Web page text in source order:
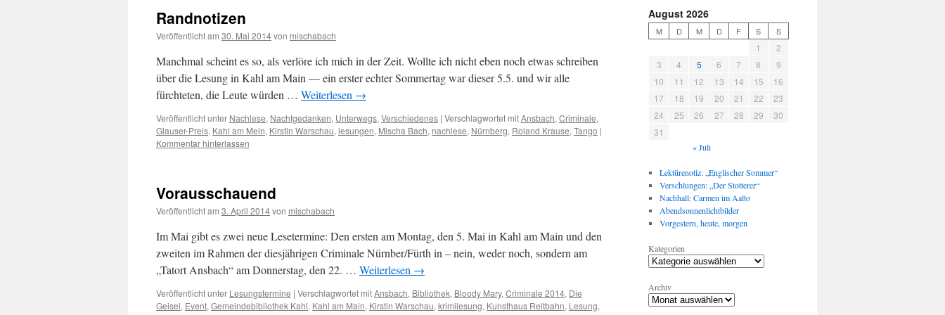
Randnotizen
Veröffentlicht am 30. Mai 2014von mischabach
Manchmal scheint es so, als verlöre ich mich in der Zeit. Wollte ich nicht eben noch etwas schreiben
über die Lesung in Kahl am Main — ein erster echter Sommertag war dieser 5.5. und wir alle
fürchteten, die Leute würden … Weiterlesen →
Veröffentlicht unter Nachlese, Nachtgedanken, Unterwegs, Verschiedenes | Verschlagwortet mitAnsbach, Criminale,
Glauser-Preis, Kahl am Mein, Kirstin Warschau, lesungen, Mischa Bach, nachlese, Nürnberg, Roland Krause, Tango |
Kommentar hinterlassen
Vorausschauend
Veröffentlicht am 3. April 2014von mischabach
Im Mai gibt es zwei neue Lesetermine: Den ersten am Montag, den 5. Mai in Kahl am Main und den
zweiten im Rahmen der diesjährigen Criminale Nürnber/Fürth in – nein, weder noch, sondern am
„Tatort Ansbach“ am Donnerstag, den 22. … Weiterlesen →
Veröffentlicht unter Lesungstermine | Verschlagwortet mitAnsbach, Bibliothek, Bloody Mary, Criminale 2014, Die
Geisel, Event, Gemeindebibliothek Kahl, Kahl am Main, Kirstin Warschau, krimilesung, Kunsthaus Reitbahn, Lesung,
August 2026
M D M D F S S
1
2
3
4 5 6 7 8
9
10
11 12 13 14 15
16
17
18 19 20 21 22
23
24
25 26 27 28 29
30
31
« Juli
Lektürenotiz: „Englischer Sommer“
Verschlungen: „Der Stotterer“
Nachhall: Carmen im Aalto
Abendsonnenlichtbilder
Vorgestern, heute, morgen
Kategorien
Archiv